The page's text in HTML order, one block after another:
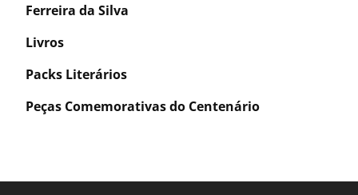
Ferreira da Silva
Livros
Packs Literários
Peças Comemorativas do Centenário